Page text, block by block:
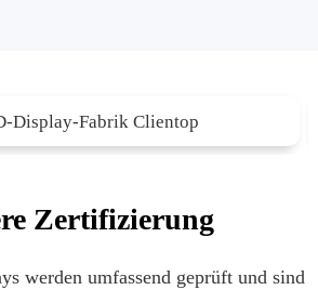
Zertifizierung
werden umfassend geprüft und sind